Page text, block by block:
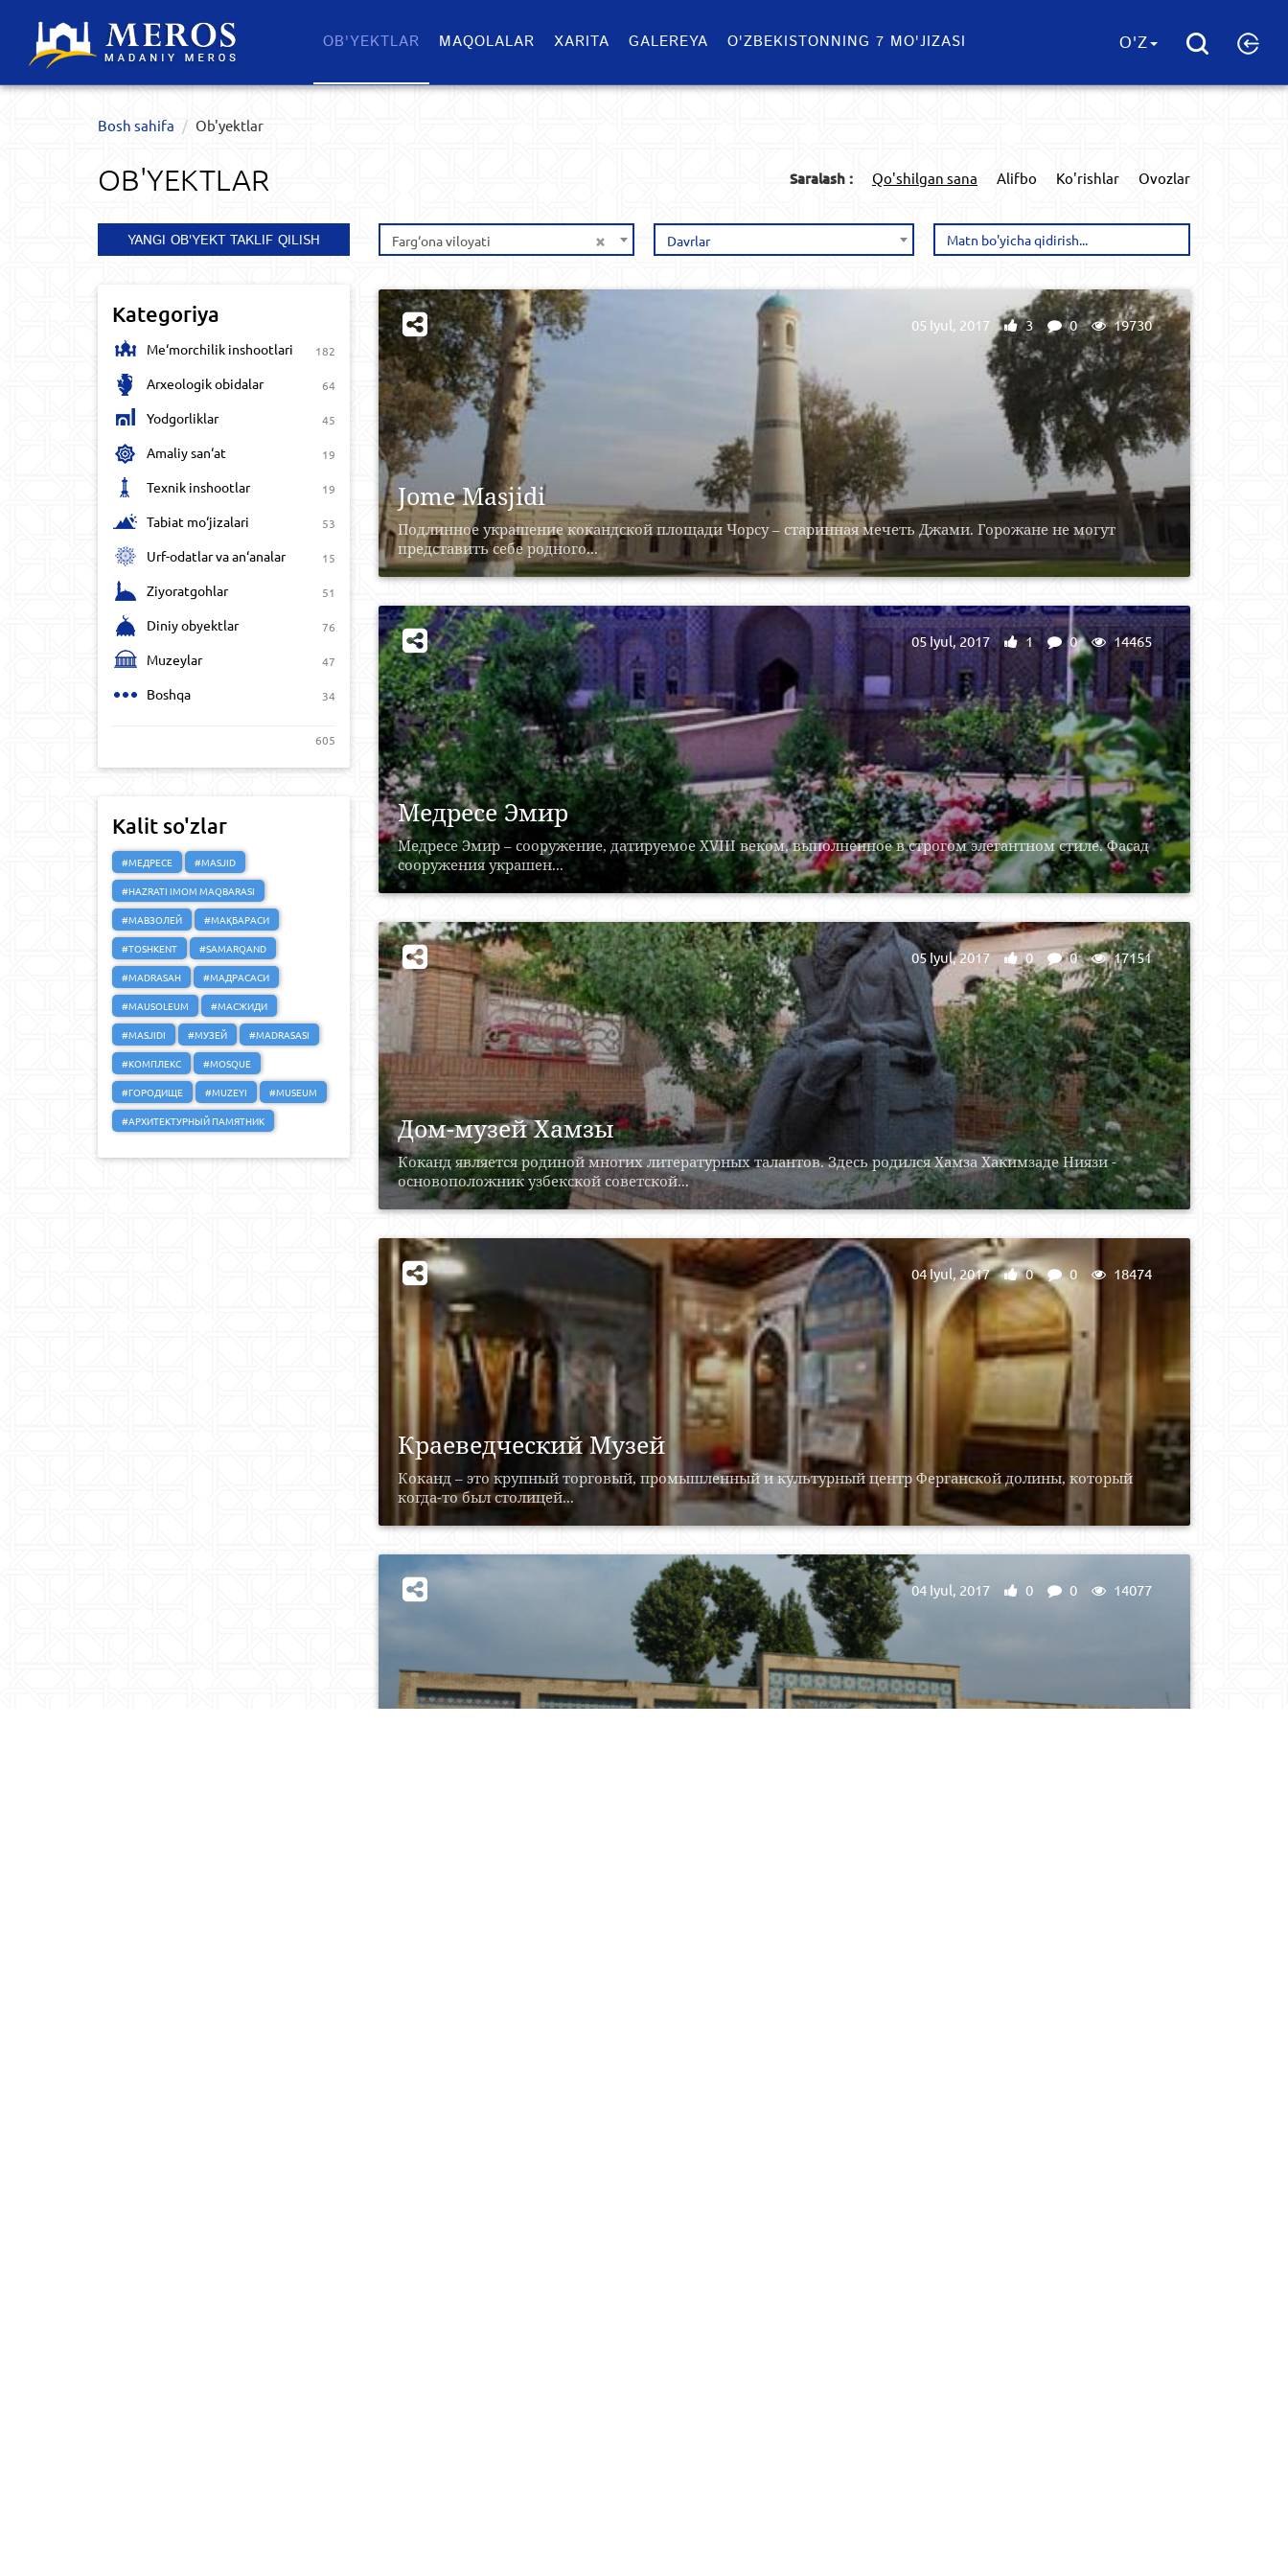
OB'YEKTLAR​ MAQOLALAR XARITA GALEREYA O'ZBEKISTONNING 7 MO'JIZASI O'Z
Bosh sahifa Ob'yektlar​
OB'YEKTLAR​ Saralash : Qo'shilgan sana Alifbo Ko'rishlar Ovozlar
YANGI OB'YEKT TAKLIF QILISH
Kategoriya
Me‘morchilik inshootlari 182
Arxeologik obidalar 64
Yodgorliklar 45
Amaliy san‘at 19
Texnik inshootlar 19
Tabiat mo‘jizalari 53
Urf-odatlar va an‘analar 15
Ziyoratgohlar 51
Diniy obyektlar 76
Muzeylar 47
Boshqa 34
605
Kalit so'zlar
#МЕДРЕСЕ
#MASJID
#HAZRATI IMOM MAQBARASI
#МАВЗОЛЕЙ
#МАҚБАРАСИ
#TOSHKENT
#SAMARQAND
#MADRASAH
#МАДРАСАСИ
#MAUSOLEUM
#МАСЖИДИ
#MASJIDI
#МУЗЕЙ
#MADRASASI
#КОМПЛЕКС
#MOSQUE
#ГОРОДИЩЕ
#MUZEYI
#MUSEUM
#АРХИТЕКТУРНЫЙ ПАМЯТНИК
×
Farg‘ona viloyati Davrlar
Jome Masjidi
Подлинное украшение кокандской площади Чорсу – старинная мечеть Джами. Горожане не могут
представить себе родного...
05 Iyul, 2017 3 0 19730
Медресе Эмир
Медресе Эмир – сооружение, датируемое XVIII веком, выполненное в строгом элегантном стиле. Фасад
сооружения украшен...
05 Iyul, 2017 1 0 14465
Дом-музей Хамзы
Коканд является родиной многих литературных талантов. Здесь родился Хамза Хакимзаде Ниязи -
основоположник узбекской советской...
05 Iyul, 2017 0 0 17151
Краеведческий Музей
Коканд – это крупный торговый, промышленный и культурный центр Ферганской долины, который
когда-то был столицей...
04 Iyul, 2017 0 0 18474
04 Iyul, 2017 0 0 14077